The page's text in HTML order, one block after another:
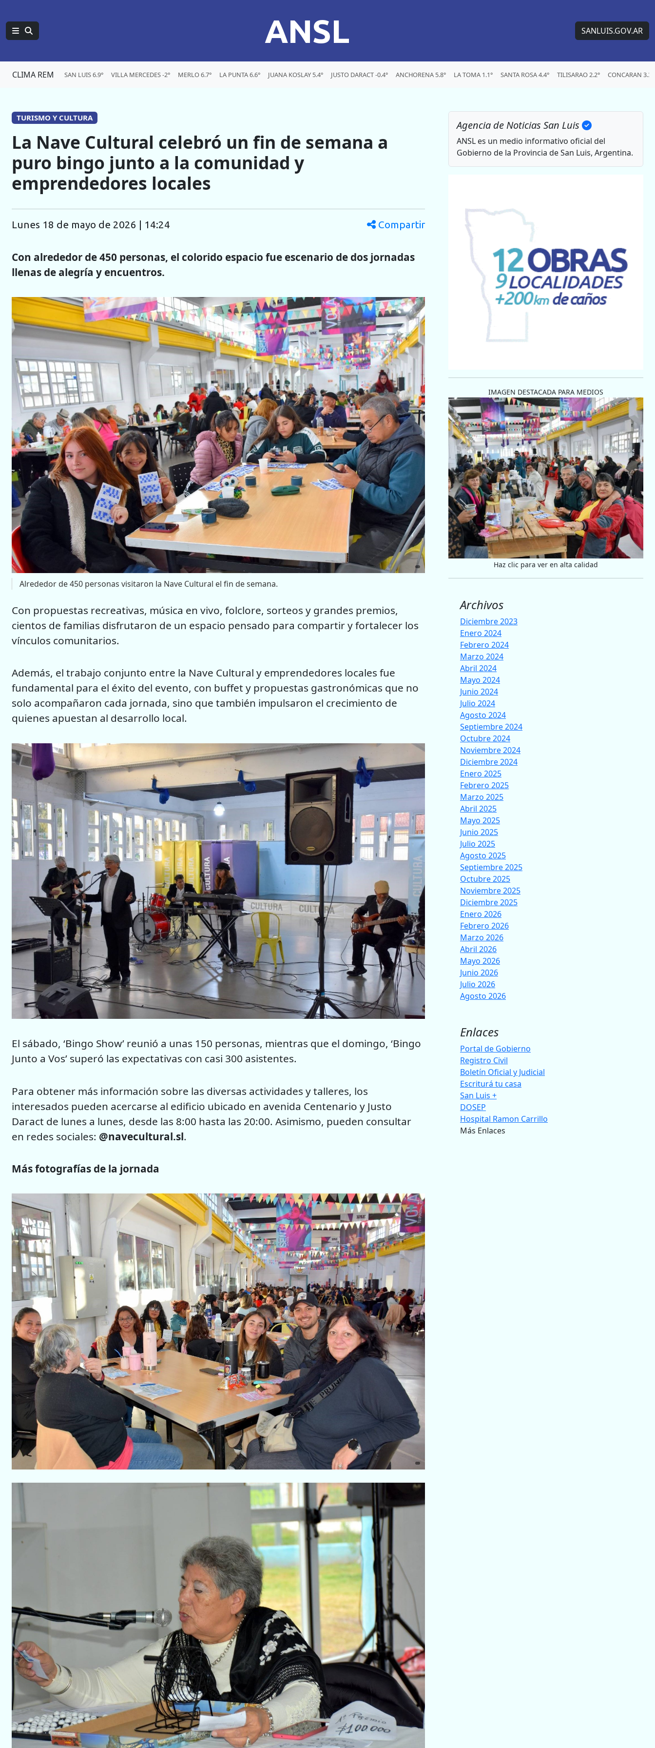
ANSL SANLUIS.GOV.AR
CLIMA REM SAN LUIS 6.9° VILLA MERCEDES -2° MERLO 6.7° LA PUNTA 6.6° JUANA KOSLAY 5.4° JUSTO DARACT -0.4° ANCHORENA 5.8° LA TOMA 1.1° SANTA ROSA 4.4° TILISARAO 2.2° CONCARAN 3.3°
TURISMO Y CULTURA
La Nave Cultural celebró un fin de semana a
puro bingo junto a la comunidad y
emprendedores locales
lunes 18 de mayo de 2026 | 14:24 Compartir
Con alrededor de 450 personas, el colorido espacio fue escenario de dos jornadas
llenas de alegría y encuentros.
Alrededor de 450 personas visitaron la Nave Cultural el fin de semana.
Con propuestas recreativas, música en vivo, folclore, sorteos y grandes premios,
cientos de familias disfrutaron de un espacio pensado para compartir y fortalecer los
vínculos comunitarios.
Además, el trabajo conjunto entre la Nave Cultural y emprendedores locales fue
fundamental para el éxito del evento, con buffet y propuestas gastronómicas que no
solo acompañaron cada jornada, sino que también impulsaron el crecimiento de
quienes apuestan al desarrollo local.
El sábado, ‘Bingo Show’ reunió a unas 150 personas, mientras que el domingo, ‘Bingo
Junto a Vos’ superó las expectativas con casi 300 asistentes.
Para obtener más información sobre las diversas actividades y talleres, los
interesados pueden acercarse al edificio ubicado en avenida Centenario y Justo
Daract de lunes a lunes, desde las 8:00 hasta las 20:00. Asimismo, pueden consultar
en redes sociales: @navecultural.sl.
Más fotografías de la jornada
Agencia de Noticias San Luis
ANSL es un medio informativo oficial del
Gobierno de la Provincia de San Luis, Argentina.
IMAGEN DESTACADA PARA MEDIOS
Haz clic para ver en alta calidad
Archivos
Diciembre 2023
Enero 2024
Febrero 2024
Marzo 2024
Abril 2024
Mayo 2024
Junio 2024
Julio 2024
Agosto 2024
Septiembre 2024
Octubre 2024
Noviembre 2024
Diciembre 2024
Enero 2025
Febrero 2025
Marzo 2025
Abril 2025
Mayo 2025
Junio 2025
Julio 2025
Agosto 2025
Septiembre 2025
Octubre 2025
Noviembre 2025
Diciembre 2025
Enero 2026
Febrero 2026
Marzo 2026
Abril 2026
Mayo 2026
Junio 2026
Julio 2026
Agosto 2026
Enlaces
Portal de Gobierno
Registro Civil
Boletín Oficial y Judicial
Escriturá tu casa
San Luis +
DOSEP
Hospital Ramon Carrillo
Más Enlaces